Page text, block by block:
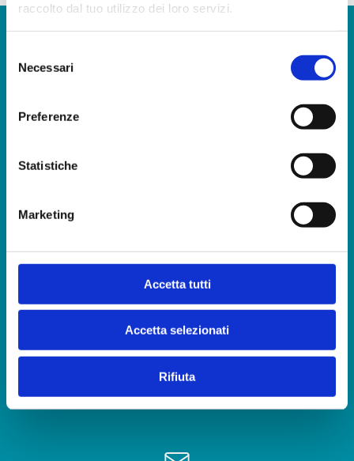
raccolto dal tuo utilizzo dei loro servizi.
delNecessari
Preferenze
Statistiche
Marketing
Accetta tutti
Accetta selezionati
Rifiuta
CLICCA QUI PER VEDERE LE LISTE D’ATTESA PRESTAZIONI
Sede di San Vito al Tagliamento (PN)
Via Tina Modotti 9/2